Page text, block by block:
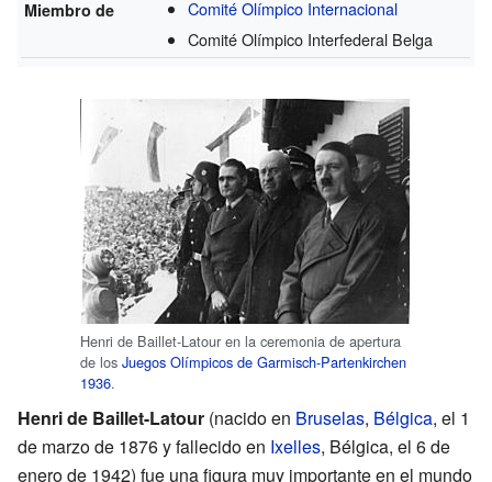
Miembro de
Comité Olímpico Internacional
Comité Olímpico Interfederal Belga
Henri de Baillet-Latour en la ceremonia de apertura
de los Juegos Olímpicos de Garmisch-Partenkirchen
1936.
Henri de Baillet-Latour (nacido en Bruselas, Bélgica, el 1
de marzo de 1876 y fallecido en Ixelles, Bélgica, el 6 de
enero de 1942) fue una figura muy importante en el mundo